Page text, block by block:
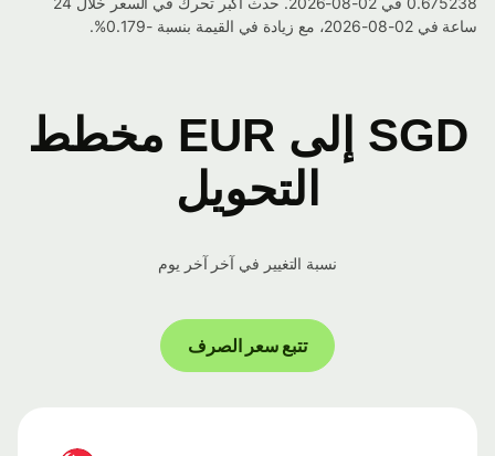
ساعة في 02-08-2026، مع زيادة في القيمة بنسبة -0.179%.
SGD إلى EUR مخطط
التحويل
نسبة التغيير في آخر آخر يوم
تتبع سعر الصرف